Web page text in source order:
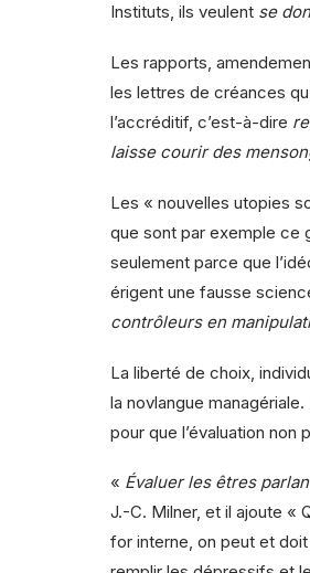
Instituts, ils veulent se
Les rapports,
les lettres de créances
l’accréditif, c’est-à-dire
laisse courir des
Les « nouvelles utopies
que sont par exemple ce
seulement parce que
érigent une fausse
contrôleurs en
La liberté de choix,
la novlangue
pour que l’évaluation non
« Évaluer les êtres
J.-C. Milner, et il ajoute «
for interne, on peut et